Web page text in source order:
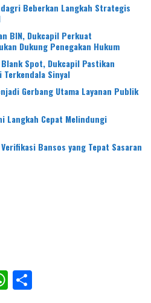
Beberkan Langkah Strategis
BIN, Dukcapil Perkuat
Dukung Penegakan Hukum
Spot, Dukcapil Pastikan
Terkendala Sinyal
Gerbang Utama Layanan Publik
Langkah Cepat Melindungi
Bansos yang Tepat Sasaran
W